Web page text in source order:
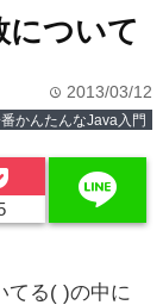
について
time 2013/03/12
かんたんなJava入門
line
てる( )の中に